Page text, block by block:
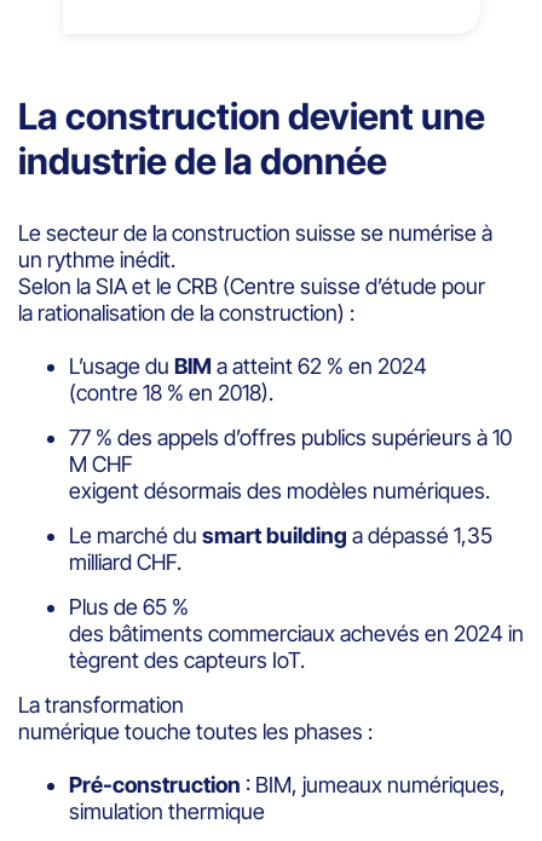
La construction devient une
industrie de la donnée
Le secteur de la construction suisse se numérise à
un rythme inédit.
Selon la SIA et le CRB (Centre suisse d’étude pour
la rationalisation de la construction) :
L’usage du BIM a atteint 62 % en 2024
(contre 18 % en 2018).
77 % des appels d’offres publics supérieurs à 10
M CHF
exigent désormais des modèles numériques.
Le marché du smart building a dépassé 1,35
milliard CHF.
Plus de 65 %
des bâtiments commerciaux achevés en 2024 in
tègrent des capteurs IoT.
La transformation
numérique touche toutes les phases :
Pré-construction : BIM, jumeaux numériques,
simulation thermique